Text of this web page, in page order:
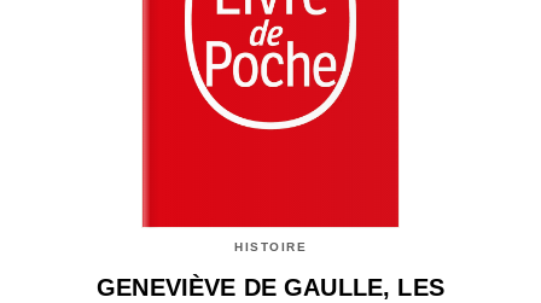
HISTOIRE
GENEVIÈVE DE GAULLE, LES